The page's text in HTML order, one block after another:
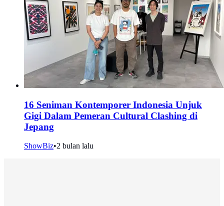
16 Seniman Kontemporer Indonesia Unjuk
Gigi Dalam Pemeran Cultural Clashing di
Jepang
ShowBiz•2 bulan lalu